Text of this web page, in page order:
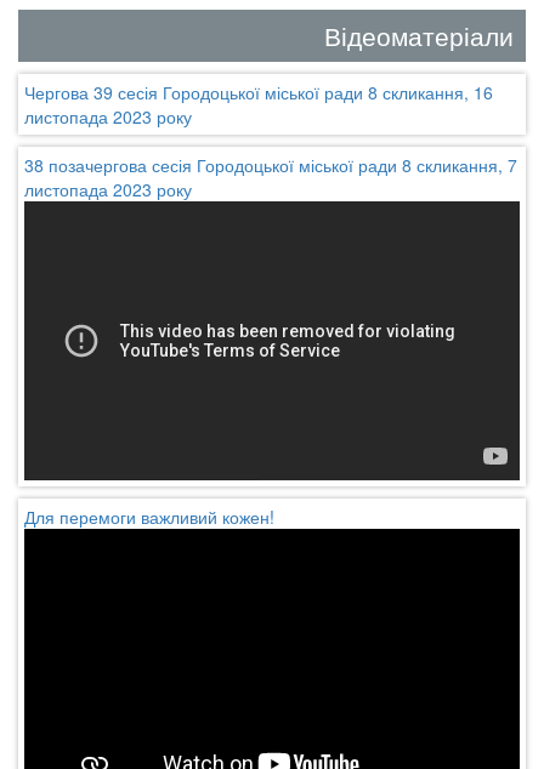
Відеоматеріали
Чергова 39 сесія Городоцької міської ради 8 скликання, 16
листопада 2023 року
38 позачергова сесія Городоцької міської ради 8 скликання, 7
листопада 2023 року
Для перемоги важливий кожен!